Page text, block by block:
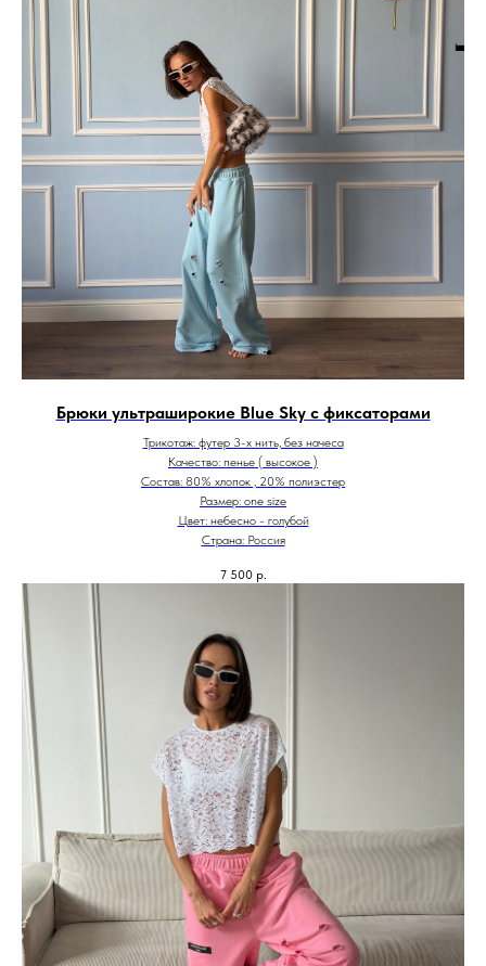
Брюки ультраширокие Blue Sky с фиксаторами
Трикотаж: футер 3-х нить, без начеса
Качество: пенье ( высокое )
Состав: 80% хлопок , 20% полиэстер
Размер: one size
Цвет: небесно - голубой
Страна: Россия
7 500 р.